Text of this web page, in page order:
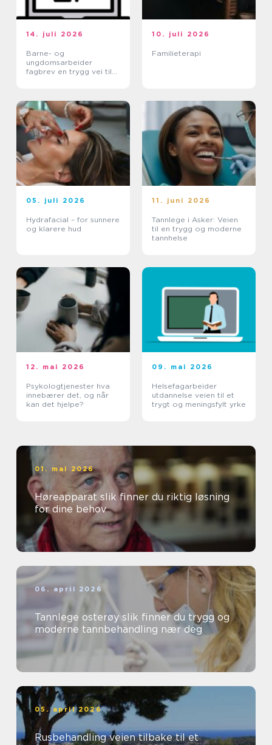
14. juli 2026
Barne- og
ungdomsarbeider
fagbrev en trygg vei til
10. juli 2026
Familieterapi
05. juli 2026
Hydrafacial – for sunnere
og klarere hud
11. juni 2026
Tannlege i Asker: Veien
til en trygg og moderne
tannhelse
12. mai 2026
Psykologtjenester hva
innebærer det, og når
kan det hjelpe?
09. mai 2026
Helsefagarbeider
utdannelse veien til et
trygt og meningsfylt yrke
01. mai 2026
Høreapparat slik finner du riktig løsning
for dine behov
06. april 2026
Tannlege osterøy slik finner du trygg og
moderne tannbehandling nær deg
05. april 2026
Rusbehandling veien tilbake til et